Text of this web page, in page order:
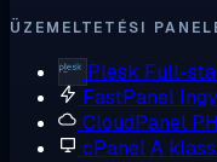
ÜZEMELTETÉSI
Plesk Full-
FastPanel
CloudPanel
cPanelA